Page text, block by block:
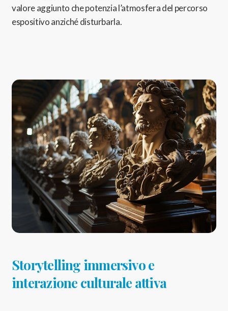
valore aggiunto che potenzia l’atmosfera del percorso
espositivo anziché disturbarla.
Storytelling immersivo e
interazione culturale attiva